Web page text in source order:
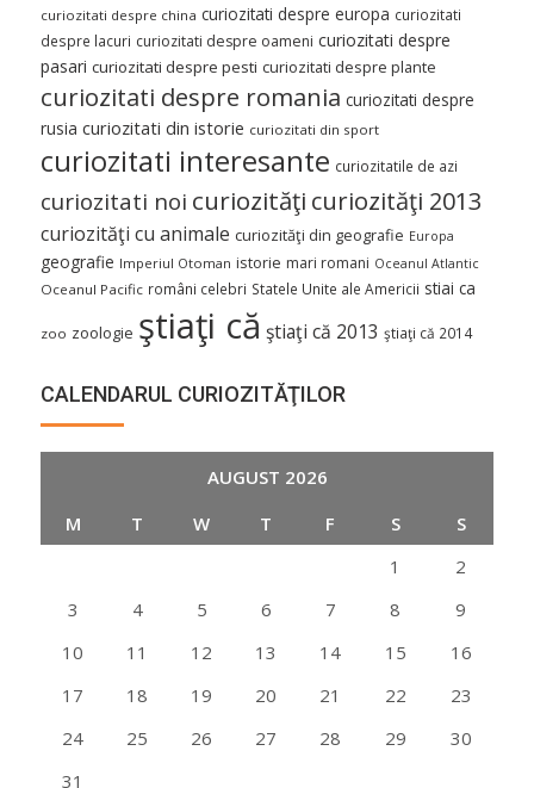
curiozitati despre china curiozitati despre europa curiozitati
despre lacuri curiozitati despre oameni curiozitati despre
pasari curiozitati despre pesti curiozitati despre plante
curiozitati despre romania curiozitati despre
rusia curiozitati din istorie curiozitati din sport
curiozitati interesante curiozitatile de azi
curiozitati noi curiozităţi curiozităţi 2013
curiozităţi cu animale curiozităţi din geografie Europa
geografie Imperiul Otoman istorie mari romani Oceanul Atlantic
Oceanul Pacific români celebri Statele Unite ale Americii stiai ca
zoo zoologie ştiaţi că ştiaţi că 2013 ştiaţi că 2014
CALENDARUL CURIOZITĂŢILOR
AUGUST 2026
M
T W T F S
S
1
2
3
4 5 6 7 8
9
10
11 12 13 14 15
16
17
18 19 20 21 22
23
24
25 26 27 28 29
30
31